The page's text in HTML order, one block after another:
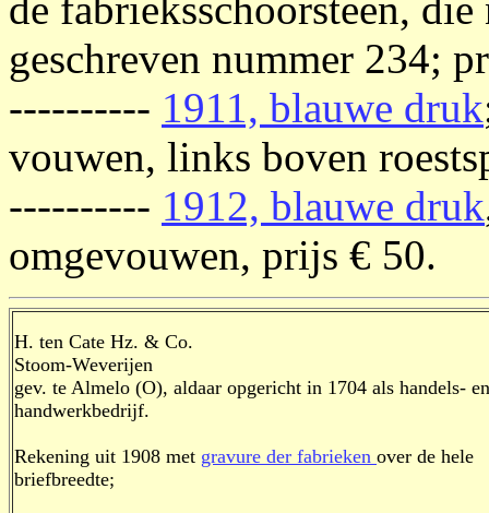
geschreven nummer 234;
---------- 1911, blauwe druk
vouwen, links boven
---------- 1912, blauwe druk
omgevouwen, prijs € 50.
H. ten Cate Hz. & Co.
Stoom-Weverijen
gev. te Almelo (O), aldaar opgericht in 1704 als handels- en
handwerkbedrijf.
Rekening uit 1908 met gravure der fabrieken over de hele
briefbreedte;